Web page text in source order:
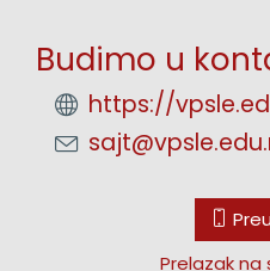
Budimo u
https://
Prelazak